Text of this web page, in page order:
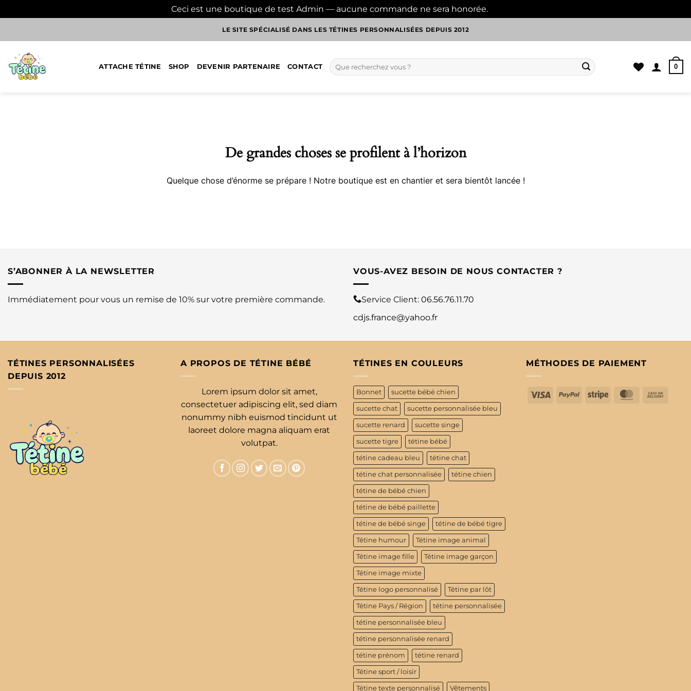
Ceci est une boutique de test Admin — aucune commande ne sera honorée.
LE SITE SPÉCIALISÉ DANS LES TÉTINES PERSONNALISÉES DEPUIS 2012
ATTACHE TÉTINE SHOP DEVENIR PARTENAIRE CONTACT
Recherche
pour :
0
De grandes choses se profilent à l’horizon
Quelque chose d’énorme se prépare ! Notre boutique est en chantier et sera bientôt lancée !
S’ABONNER À LA NEWSLETTER
Immédiatement pour vous un remise de 10% sur votre première commande.
VOUS-AVEZ BESOIN DE NOUS CONTACTER ?
Service Client: 06.56.76.11.70
cdjs.france@yahoo.fr
TÉTINES PERSONNALISÉES
DEPUIS 2012
A PROPOS DE TÉTINE BÉBÉ
Lorem ipsum dolor sit amet,
consectetuer adipiscing elit, sed diam
nonummy nibh euismod tincidunt ut
laoreet dolore magna aliquam erat
volutpat.
TÉTINES EN COULEURS
Bonnet sucette bébé chien
sucette chat sucette personnalisée bleu
sucette renard sucette singe
sucette tigre tétine bébé
tétine cadeau bleu tétine chat
tétine chat personnalisée tétine chien
tétine de bébé chien
tétine de bébé paillette
tétine de bébé singe tétine de bébé tigre
Tétine humour Tétine image animal
Tétine image fille Tétine image garçon
Tétine image mixte
Tétine logo personnalisé Tétine par lôt
Tétine Pays / Région tétine personnalisée
tétine personnalisée bleu
tétine personnalisée renard
tétine prénom tétine renard
Tétine sport / loisir
Tétine texte personnalisé Vêtements
MÉTHODES DE PAIEMENT
Visa PayPalStripe MasterCard